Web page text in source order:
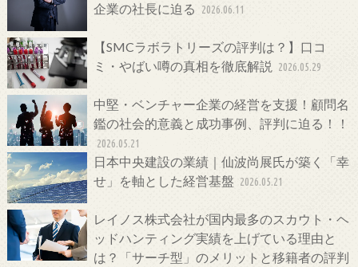
企業の社長に迫る
2026.06.11
【SMCラボラトリーズの評判は？】口コ
ミ・やばい噂の真相を徹底解説
2026.05.29
中堅・ベンチャー企業の経営を支援！顧問名
鑑の社会的意義と成功事例、評判に迫る！！
2026.05.21
日本中央建設の業績｜仙波尚展氏が築く「幸
せ」を軸とした経営基盤 2026.05.21
レイノス株式会社が国内最多のスカウト・ヘ
ッドハンティング実績を上げている理由と
は？「サーチ型」のメリットと移籍者の評判